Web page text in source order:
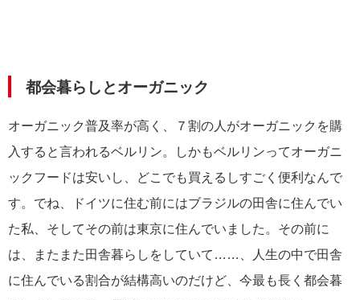
都会暮らしとオーガニック
オーガニック普及率が高く、７割の人がオーガニックを購
入すると言われるベルリン。しかもベルリンってオーガニ
ックフードは安いし、どこでも買えるしすごく便利なんで
す。でね、ドイツに住む前にはブラジルの田舎に住んでい
た私、そしてその前は東京に住んでいました。その前に
は、またまた田舎暮らしをしていて……、人生の中で田舎
に住んでいる割合が結構高いのだけど、今最も長く都会暮